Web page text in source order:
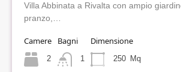
Villa Abbinata a Rivalta con ampio
pranzo,…
Camere
2
Bagni
1
Dimensione
250 Mq